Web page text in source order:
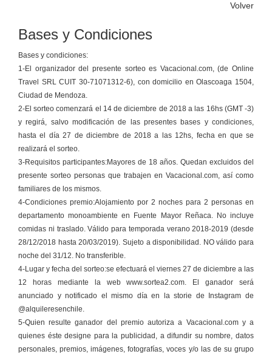
Volver
Bases y Condiciones
Bases y condiciones:
1-El organizador del presente sorteo es Vacacional.com, (de Online
Travel SRL CUIT 30-71071312-6), con domicilio en Olascoaga 1504,
Ciudad de Mendoza.
2-El sorteo comenzará el 14 de diciembre de 2018 a las 16hs (GMT -3)
y regirá, salvo modificación de las presentes bases y condiciones,
hasta el día 27 de diciembre de 2018 a las 12hs, fecha en que se
realizará el sorteo.
3-Requisitos participantes:Mayores de 18 años. Quedan excluidos del
presente sorteo personas que trabajen en Vacacional.com, así como
familiares de los mismos.
4-Condiciones premio:Alojamiento por 2 noches para 2 personas en
departamento monoambiente en Fuente Mayor Reñaca. No incluye
comidas ni traslado. Válido para temporada verano 2018-2019 (desde
28/12/2018 hasta 20/03/2019). Sujeto a disponibilidad. NO válido para
noche del 31/12. No transferible.
4-Lugar y fecha del sorteo:se efectuará el viernes 27 de diciembre a las
12 horas mediante la web www.sortea2.com. El ganador será
anunciado y notificado el mismo día en la storie de Instagram de
@alquileresenchile.
5-Quien resulte ganador del premio autoriza a Vacacional.com y a
quienes éste designe para la publicidad, a difundir su nombre, datos
personales, premios, imágenes, fotografías, voces y/o las de su grupo